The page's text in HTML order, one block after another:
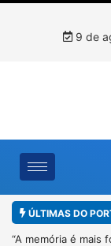
9 de
ÚLTIMAS DO
4º Fliparacatu